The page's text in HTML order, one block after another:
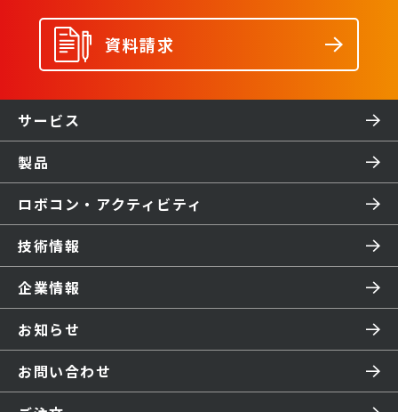
資料請求
サービス
製品
ロボコン・アクティビティ
技術情報
企業情報
お知らせ
お問い合わせ